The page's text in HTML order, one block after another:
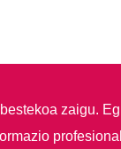
zaigu.